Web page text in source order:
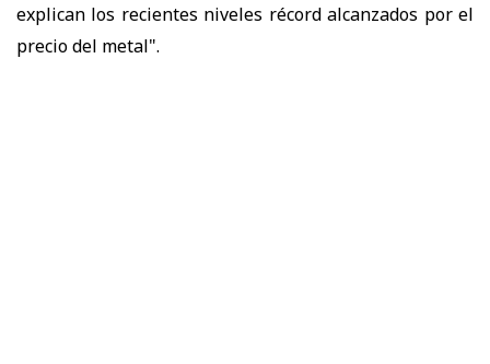
explican los recientes niveles récord alcanzados por el
precio del metal".